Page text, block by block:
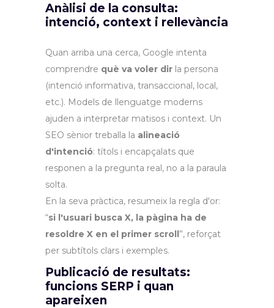
Anàlisi de la consulta:
intenció, context i rellevància
Quan arriba una cerca, Google intenta
comprendre què va voler dir la persona
(intenció informativa, transaccional, local,
etc.). Models de llenguatge moderns
ajuden a interpretar matisos i context. Un
SEO sènior treballa la alineació
d'intenció: títols i encapçalats que
responen a la pregunta real, no a la paraula
solta.
En la seva pràctica, resumeix la regla d'or:
“si l'usuari busca X, la pàgina ha de
resoldre X en el primer scroll”, reforçat
per subtítols clars i exemples.
Publicació de resultats:
funcions SERP i quan
apareixen